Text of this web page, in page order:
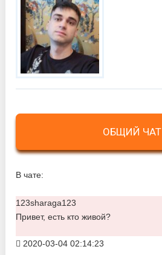
ОБЩИЙ ЧАТ
В чате:
123sharaga123
Привет, есть кто живой?
2020-03-04 02:14:23